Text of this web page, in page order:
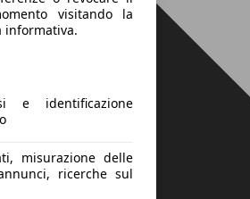
visitando la
informativa.
e identificazione
misurazione delle
ricerche sul